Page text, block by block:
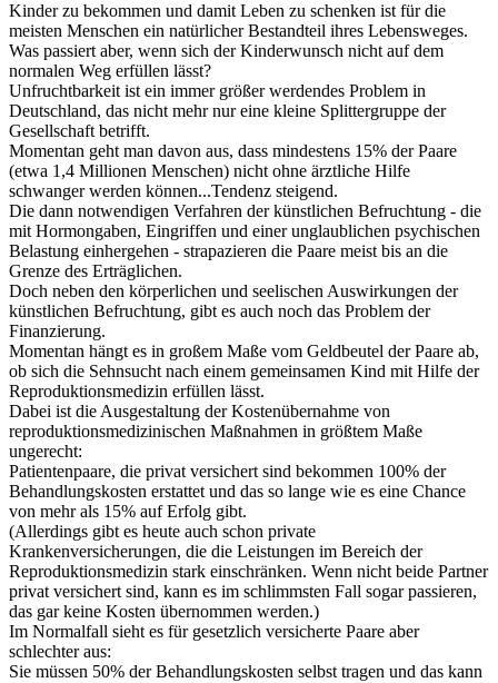
Kinder zu bekommen und damit Leben zu schenken ist für die
meisten Menschen ein natürlicher Bestandteil ihres Lebensweges.
Was passiert aber, wenn sich der Kinderwunsch nicht auf dem
normalen Weg erfüllen lässt?
Unfruchtbarkeit ist ein immer größer werdendes Problem in
Deutschland, das nicht mehr nur eine kleine Splittergruppe der
Gesellschaft betrifft.
Momentan geht man davon aus, dass mindestens 15% der Paare
(etwa 1,4 Millionen Menschen) nicht ohne ärztliche Hilfe
schwanger werden können...Tendenz steigend.
Die dann notwendigen Verfahren der künstlichen Befruchtung - die
mit Hormongaben, Eingriffen und einer unglaublichen psychischen
Belastung einhergehen - strapazieren die Paare meist bis an die
Grenze des Erträglichen.
Doch neben den körperlichen und seelischen Auswirkungen der
künstlichen Befruchtung, gibt es auch noch das Problem der
Finanzierung.
Momentan hängt es in großem Maße vom Geldbeutel der Paare ab,
ob sich die Sehnsucht nach einem gemeinsamen Kind mit Hilfe der
Reproduktionsmedizin erfüllen lässt.
Dabei ist die Ausgestaltung der Kostenübernahme von
reproduktionsmedizinischen Maßnahmen in größtem Maße
ungerecht:
Patientenpaare, die privat versichert sind bekommen 100% der
Behandlungskosten erstattet und das so lange wie es eine Chance
von mehr als 15% auf Erfolg gibt.
(Allerdings gibt es heute auch schon private
Krankenversicherungen, die die Leistungen im Bereich der
Reproduktionsmedizin stark einschränken. Wenn nicht beide Partner
privat versichert sind, kann es im schlimmsten Fall sogar passieren,
das gar keine Kosten übernommen werden.)
Im Normalfall sieht es für gesetzlich versicherte Paare aber
schlechter aus:
Sie müssen 50% der Behandlungskosten selbst tragen und das kann